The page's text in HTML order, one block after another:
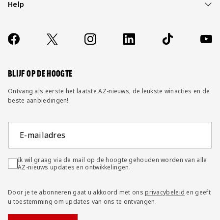
Help
Contact
FAQ
Socials
https://www.facebook.com/AZAlkmaar
X Instagram LinkedIn TikTok
BLIJF OP DE HOOGTE
Ontvang als eerste het laatste AZ-nieuws, de leukste winacties en de
beste aanbiedingen!
E-mailadres
Ik wil graag via de mail op de hoogte gehouden worden van alle
AZ-nieuws updates en ontwikkelingen.
Door je te abonneren gaat u akkoord met onsprivacybeleid en geeft
u toestemming om updates van ons te ontvangen.